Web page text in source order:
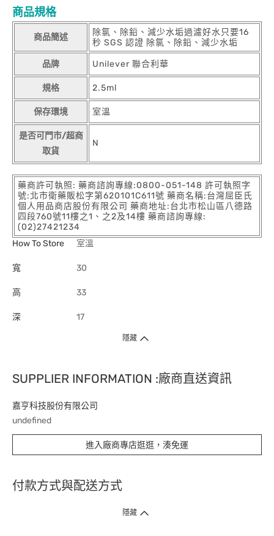
商品規格
商品簡述
除氯、除鉛、減少水垢過濾好水只要16
秒 SGS 認證 除氯、除鉛、減少水垢
品牌 Unilever 聯合利華
規格 2.5ml
保存環境 室溫
是否可門市/超商
取貨
N
藥商許可執照: 藥商諮詢專線:0800-051-148 許可執照字
號:北市衛藥販松字第620101C611號 藥商名稱:台灣屈臣氏
個人用品商店股份有限公司 藥商地址:台北市松山區八德路
四段760號11樓之1、之2及14樓 藥商諮詢專線:
(02)27421234
How To Store
室溫
寬 30
高 33
深 17
隱藏
SUPPLIER INFORMATION :廠商直送資訊
嘉亨科技股份有限公司
undefined
進入廠商專店逛逛，湊免運
付款方式與配送方式
隱藏